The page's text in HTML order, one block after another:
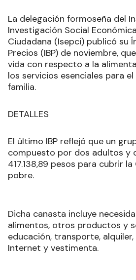
La delegación formoseña del
Investigación Social
Ciudadana (Isepci) publicó su
Precios (IBP) de noviembre,
vida con respecto a la
los servicios esenciales para
familia.
DETALLES
El último IBP reflejó que un
compuesto por dos adultos y
417.138,89 pesos para cubrir la
pobre.
Dicha canasta incluye
alimentos, otros productos y
educación, transporte,
Internet y vestimenta.